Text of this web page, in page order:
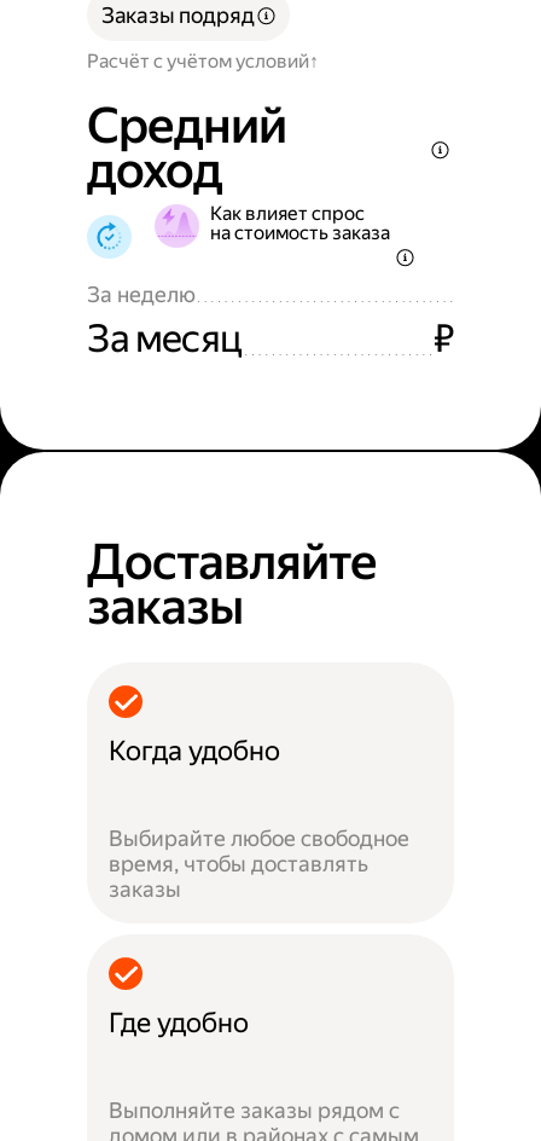
Расчёт с учётом условий
Заказы подряд
Средний
доход
Как влияет спрос
на стоимость заказа
За неделю
За месяц ₽
Доставляйте
заказы
Когда удобно
Выбирайте любое свободное
время, чтобы доставлять
заказы
Где удобно
Выполняйте заказы рядом с
домом или в районах с самым